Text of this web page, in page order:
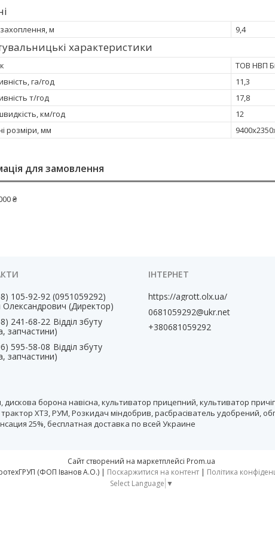
м 9,4
характеристики
ТОВ НВП
га/год
11,3
т/год
17,8
км/год
12
розміри, мм
для замовлення
₴
105-92-92 0951059292
Олександрович (Директор)
241-68-22 Відділ збуту
запчастини)
595-58-08 Відділ збуту
запчастини)
https://agrott.olx.ua/
0681059292@ukr.net
+380681059292
борона навісна, культиватор прицепний, культиватор
ХТЗ, РУМ, Розкидач міндобрив, расбрасіватель удобрений,
25%, бесплатная доставка по всей Украине
Сайт створений на маркетплейсі Prom.ua
тм АгротехГРУП (ФОП Іванов А.О.) | Поскаржитися на контент | Політика
Select Language ▼